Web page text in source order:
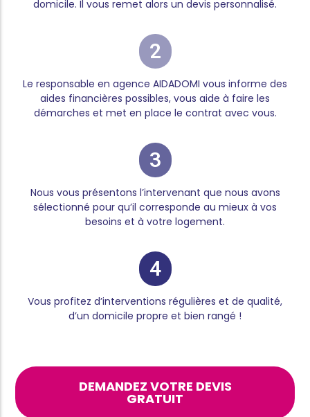
domicile. Il vous remet alors un devis personnalisé.
2
Le responsable en agence AIDADOMI vous informe des
aides financières possibles, vous aide à faire les
démarches et met en place le contrat avec vous.
3
Nous vous présentons l’intervenant que nous avons
sélectionné pour qu’il corresponde au mieux à vos
besoins et à votre logement.
4
Vous profitez d’interventions régulières et de qualité,
d’un domicile propre et bien rangé !
DEMANDEZ VOTRE DEVIS
GRATUIT